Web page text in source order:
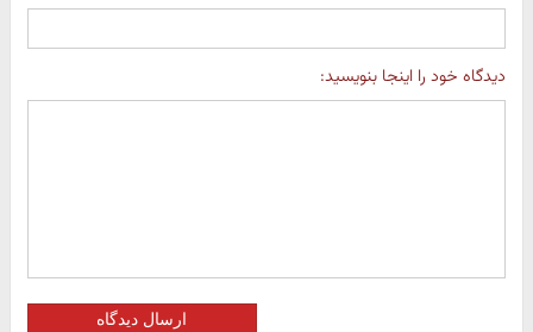
دیدگاه خود را اینجا بنویسید:
ارسال دیدگاه